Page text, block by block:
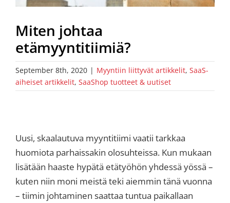
Miten johtaa
etämyyntitiimiä?
September 8th, 2020 | Myyntiin liittyvät artikkelit, SaaS-
aiheiset artikkelit, SaaShop tuotteet & uutiset
Uusi, skaalautuva myyntitiimi vaatii tarkkaa
huomiota parhaissakin olosuhteissa. Kun mukaan
lisätään haaste hypätä etätyöhön yhdessä yössä –
kuten niin moni meistä teki aiemmin tänä vuonna
– tiimin johtaminen saattaa tuntua paikallaan